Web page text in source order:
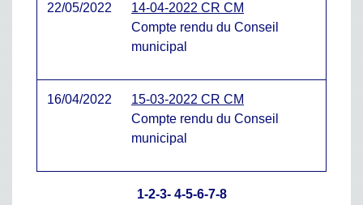
22/05/2022
14-04-2022 CR CM
Compte rendu du Conseil
municipal
16/04/2022
15-03-2022 CR CM
Compte rendu du Conseil
municipal
1-2-3- 4-5-6-7-8